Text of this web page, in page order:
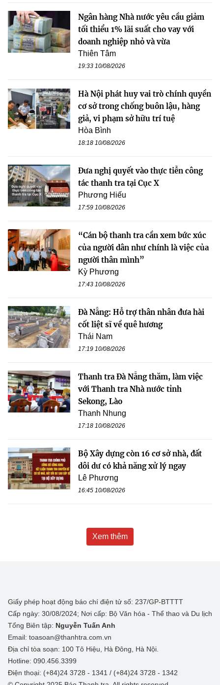
Ngân hàng Nhà nước yêu cầu giảm
tối thiểu 1% lãi suất cho vay với
doanh nghiệp nhỏ và vừa
Thiên Tâm
19:33 10/08/2026
Hà Nội phát huy vai trò chính quyền
cơ sở trong chống buôn lậu, hàng
giả, vi phạm sở hữu trí tuệ
Hòa Bình
18:18 10/08/2026
Đưa nghị quyết vào thực tiễn công
tác thanh tra tại Cục X
Phương Hiếu
17:59 10/08/2026
“Cán bộ thanh tra cần xem bức xúc
của người dân như chính là việc của
người thân mình”
Kỳ Phương
17:43 10/08/2026
Đà Nẵng: Hỗ trợ thân nhân đưa hài
cốt liệt sĩ về quê hương
Thái Nam
17:19 10/08/2026
Thanh tra Đà Nẵng thăm, làm việc
với Thanh tra Nhà nước tỉnh
Sekong, Lào
Thanh Nhung
17:18 10/08/2026
Bộ Xây dựng còn 16 cơ sở nhà, đất
dôi dư có khả năng xử lý ngay
Lê Phương
16:45 10/08/2026
Xem thêm
Giấy phép hoạt động báo chí điện tử số: 237/GP-BTTTT
Cấp ngày: 30/08/2024; Nơi cấp: Bộ Văn hóa - Thể thao và Du lịch
Tổng Biên tập: Nguyễn Tuấn Anh
Email: toasoan@thanhtra.com.vn
Địa chỉ tòa soạn: 100 Tô Hiệu, Hà Đông, Hà Nội.
Hotline: 090.456.3399
Điện thoại: (+84)24 3728 - 1341 / (+84)24 3728 - 1342